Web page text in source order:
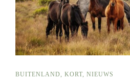
BUITENLAND KORT NIEUWS